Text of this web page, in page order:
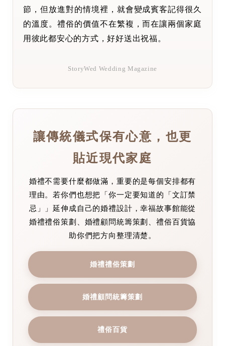
節，但放進對的情境裡，就會變成賓客記得很久
的溫度。禮俗的價值不在繁複，而在讓兩個家庭
用彼此都安心的方式，好好送出祝福。
StoryWed Wedding Magazine
讓傳統儀式保有心意，也更
貼近現代家庭
婚禮不需要什麼都做滿，重要的是每個安排都有
理由。若你們也想把「你一定要知道的「文訂禁
忌」」延伸成自己的婚禮設計，幸福故事館能從
婚禮禮俗策劃、婚禮顧問統籌策劃、禮俗百貨協
助你們把方向整理清楚。
婚禮禮俗策劃
婚禮顧問統籌策劃
禮俗百貨